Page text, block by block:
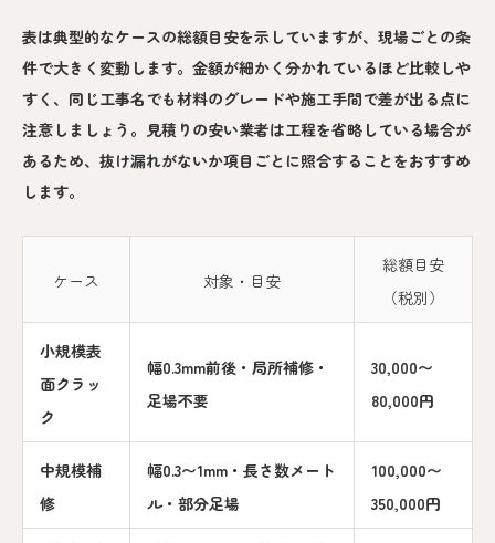
表は典型的なケースの総額目安を示していますが、現場ごとの条
件で大きく変動します。金額が細かく分かれているほど比較しや
すく、同じ工事名でも材料のグレードや施工手間で差が出る点に
注意しましょう。見積りの安い業者は工程を省略している場合が
あるため、抜け漏れがないか項目ごとに照合することをおすすめ
します。
ケース 対象・目安
総額目安
（税別）
小規模表
面クラッ
ク
幅0.3mm前後・局所補修・
足場不要
30,000〜
80,000円
中規模補
修
幅0.3〜1mm・長さ数メート
ル・部分足場
100,000〜
350,000円